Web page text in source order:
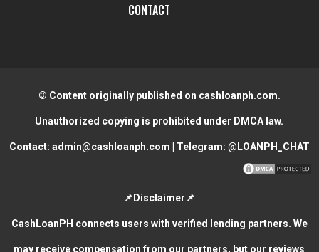
CONTACT
© Content originally published on cashloanph.com.
Unauthorized copying is prohibited under DMCA law.
Contact: admin@cashloanph.com | Telegram: @LOANPH_CHAT
📌Disclaimer📌
CashLoanPH connects users with verified lending partners. We
may receive compensation from our partners, but our reviews